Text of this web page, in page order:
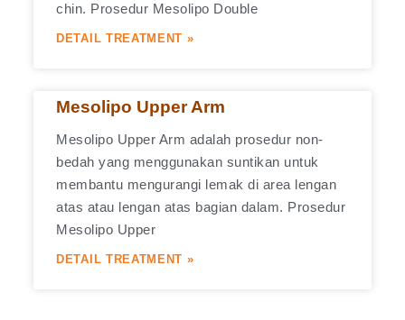
chin. Prosedur Mesolipo Double
DETAIL TREATMENT »
Mesolipo Upper Arm
Mesolipo Upper Arm adalah prosedur non-
bedah yang menggunakan suntikan untuk
membantu mengurangi lemak di area lengan
atas atau lengan atas bagian dalam. Prosedur
Mesolipo Upper
DETAIL TREATMENT »